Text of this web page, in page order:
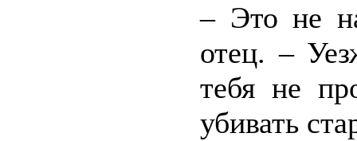
– Это не
отец. –
тебя не
убивать